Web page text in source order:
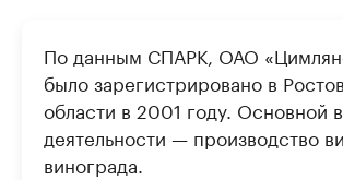
По данным СПАРК, ОАО
было зарегистрировано в
области в 2001 году. Основной
деятельности — производство
винограда.